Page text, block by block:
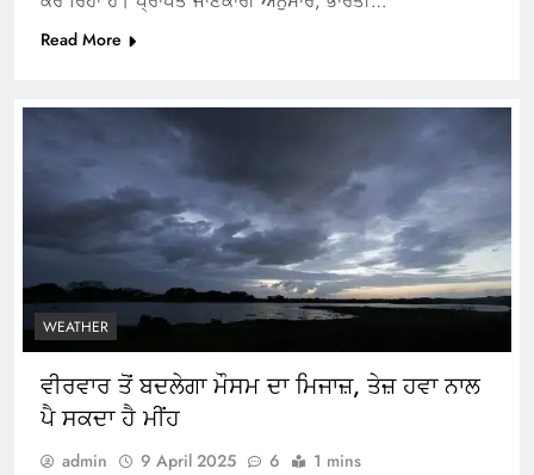
Read More
WEATHER
ਵੀਰਵਾਰ ਤੋਂ ਬਦਲੇਗਾ ਮੌਸਮ ਦਾ ਮਿਜਾਜ਼, ਤੇਜ਼ ਹਵਾ ਨਾਲ
ਪੈ ਸਕਦਾ ਹੈ ਮੀਂਹ
admin 9 April 2025 6 1 mins